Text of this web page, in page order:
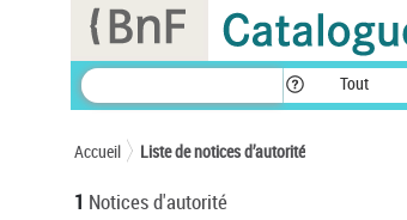
Tout
Accueil Liste de notices d’autorité
1 Notices d'autorité
Panneau de gestion des cookies